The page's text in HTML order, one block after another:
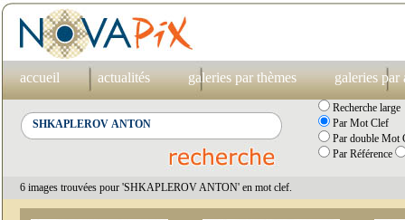
accueil actualités galeries par thèmes galeries par
Recherche large
Par Mot Clef
Par double Mot
Par Référence
6 images trouvées pour 'SHKAPLEROV ANTON' en mot clef.